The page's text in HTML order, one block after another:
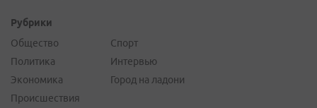
Рубрики
Общество
Политика
Экономика
Происшествия
Спорт
Интервью
Город на ладони